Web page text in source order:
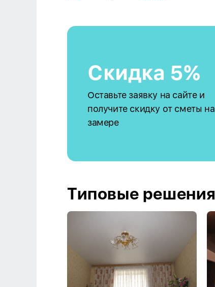
Скидка 5%
Оставьте заявку на сайте и
получите скидку от сметы на
замере
Типовые решения